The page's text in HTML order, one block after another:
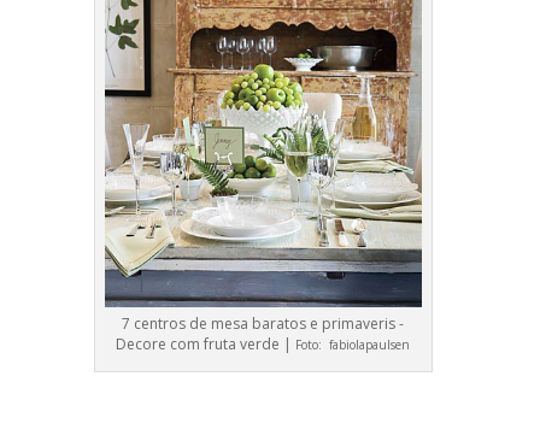
7 centros de mesa baratos e primaveris -
Decore com fruta verde | Foto: fabiolapaulsen